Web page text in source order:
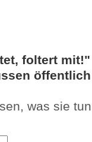
foltert
was sie tun